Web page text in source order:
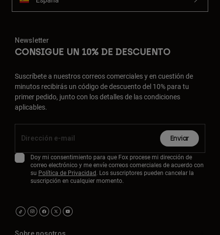
Newsletter
CONSIGUE UN 10% DE DESCUENTO
Suscríbete a nuestros correos comerciales y en cuestión de
minutos recibirás un código de descuento del 10% para tu
primer pedido, junto con los detalles de las condiciones
aplicables.
Enviar
Doy mi consentimiento para que Fox procese mi dirección de
correo electrónico y me envíe correos comerciales de acuerdo con
su Política de Privacidad. Los suscriptores pueden cancelar la
suscripción en cualquier momento.